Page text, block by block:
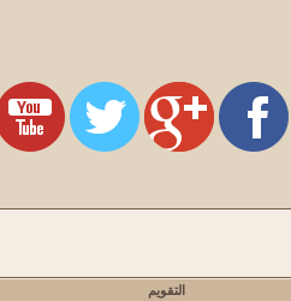
التقويم